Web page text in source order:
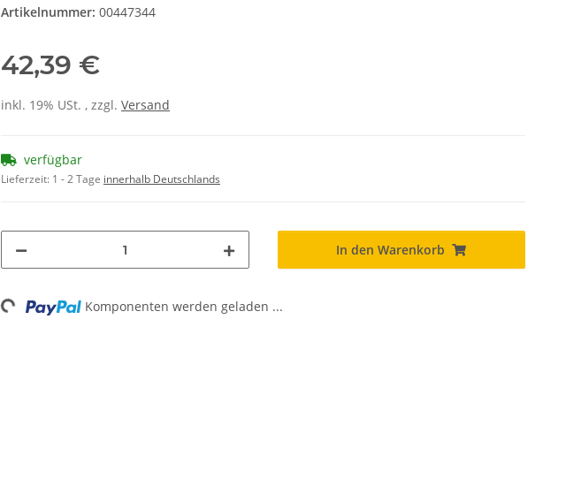
Artikelnummer: 00447344
42,39 €
inkl. 19% USt. , zzgl. Versand
verfügbar
Lieferzeit: 1 - 2 Tage innerhalb Deutschlands
In den Warenkorb
Loading... Komponenten werden geladen ...